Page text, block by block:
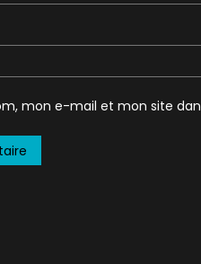
mon e-mail et mon site